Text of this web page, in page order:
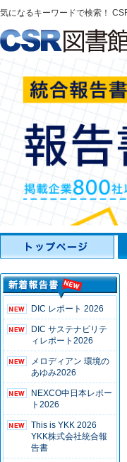
気になるキーワードで検索！
DIC レポート 2026
DIC サステナビリテ
ィレポート2026
メロディアン 環境の
あゆみ2026
NEXCO中日本レポー
ト2026
This is YKK 2026
YKK株式会社統合報
告書